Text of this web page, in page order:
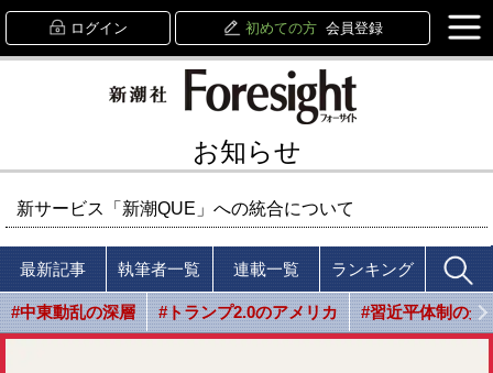
ログイン 初めての方 会員登録
お知らせ
新サービス「新潮QUE」への統合について
最新記事 執筆者一覧 連載一覧 ランキング
#中東動乱の深層 #トランプ2.0のアメリカ #習近平体制の光